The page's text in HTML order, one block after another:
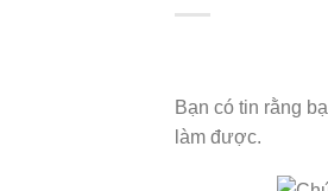
Bạn có tin rằng
làm được.